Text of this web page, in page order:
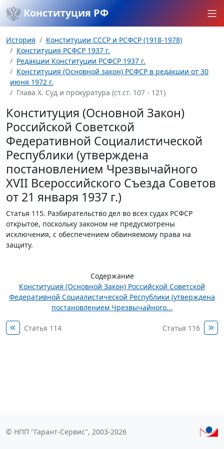
Конституция РФ
История
Конституции СССР и РСФСР (1918-1978)
Конституция РСФСР 1937 г.
Редакции Конституции РСФСР 1937 г.
Конституция (Основной закон) РСФСР в редакции от 30
июня 1972 г.
Глава Х. Суд и прокуратура (ст.ст. 107 - 121)
Конституция (Основной Закон)
Российской Советской
Федеративной Социалистической
Республики (утверждена
постановлением Чрезвычайного
XVII Всероссийского Съезда Советов
от 21 января 1937 г.)
Статья 115. Разбирательство дел во всех судах РСФСР
открытое, поскольку законом не предусмотрены
исключения, с обеспечением обвиняемому права на
защиту.
Содержание
Конституция (Основной Закон) Российской Советской
Федеративной Социалистической Республики (утверждена
постановлением Чрезвычайного...
Статья 114 Статья 116
© НПП "Гарант-Сервис", 2003-2026